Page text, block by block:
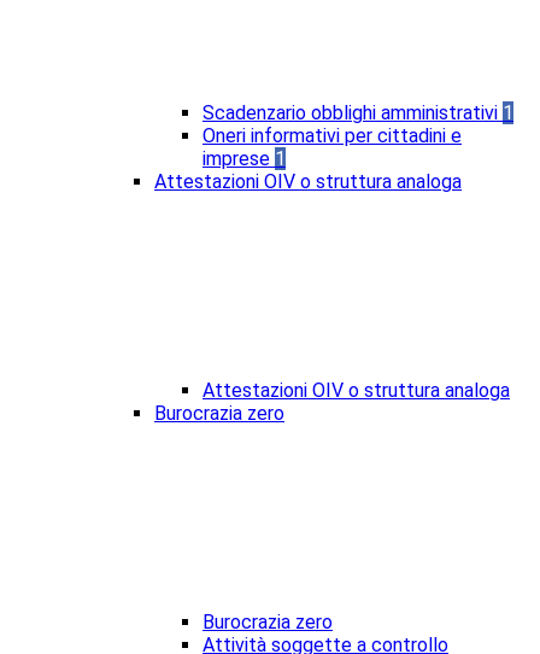
Scadenzario obblighi amministrativi 1
Oneri informativi per cittadini e
imprese 1
Attestazioni OIV o struttura analoga
Attestazioni OIV o struttura analoga
Burocrazia zero
Burocrazia zero
Attività soggette a controllo